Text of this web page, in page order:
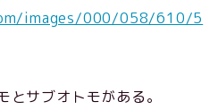
images/000/058/610/5
とサブオトモがある。